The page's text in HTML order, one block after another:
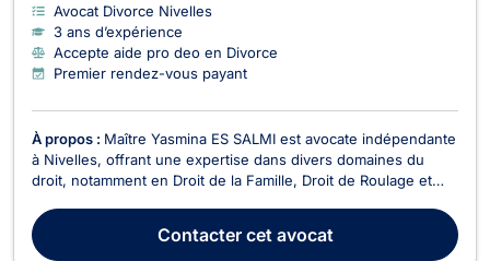
Avocat Divorce Nivelles
3 ans d’expérience
Accepte aide pro deo en Divorce
Premier rendez-vous payant
À propos : Maître Yasmina ES SALMI est avocate indépendante
à Nivelles, offrant une expertise dans divers domaines du
droit, notamment en Droit de la Famille, Droit de Roulage et
jeunesse. Titulaire d'un Bachelier en droit public de l'EPHEC
obtenu en 2019 et d'un Master en droit...
Contactercet avocat